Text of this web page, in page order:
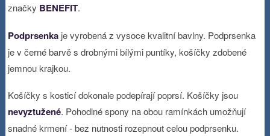
značky BENEFIT.
Podprsenka je vyrobená z vysoce kvalitní bavlny. Podprsenka
je v černé barvě s drobnými bílými puntíky, košíčky zdobené
jemnou krajkou.
Košíčky s kosticí dokonale podepírají poprsí. Košíčky jsou
nevyztužené. Pohodlné spony na obou ramínkách umožňují
snadné krmení - bez nutnosti rozepnout celou podprsenku.